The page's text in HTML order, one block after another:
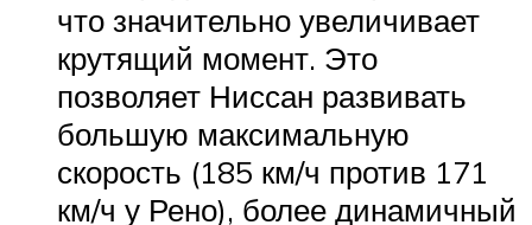
что значительно увеличивает
крутящий момент. Это
позволяет Ниссан развивать
большую максимальную
скорость (185 км/ч против 171
км/ч у Рено), более динамичный